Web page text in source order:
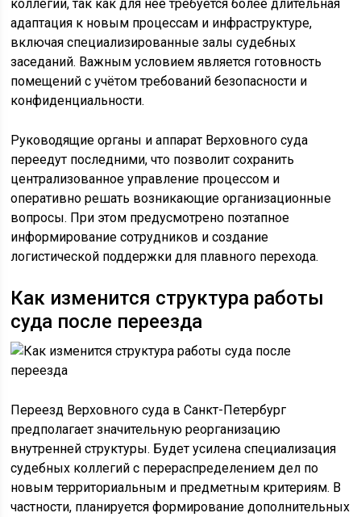
коллегии, так как для нее требуется более длительная
адаптация к новым процессам и инфраструктуре,
включая специализированные залы судебных
заседаний. Важным условием является готовность
помещений с учётом требований безопасности и
конфиденциальности.
Руководящие органы и аппарат Верховного суда
переедут последними, что позволит сохранить
централизованное управление процессом и
оперативно решать возникающие организационные
вопросы. При этом предусмотрено поэтапное
информирование сотрудников и создание
логистической поддержки для плавного перехода.
Как изменится структура работы
суда после переезда
Переезд Верховного суда в Санкт-Петербург
предполагает значительную реорганизацию
внутренней структуры. Будет усилена специализация
судебных коллегий с перераспределением дел по
новым территориальным и предметным критериям. В
частности, планируется формирование дополнительных